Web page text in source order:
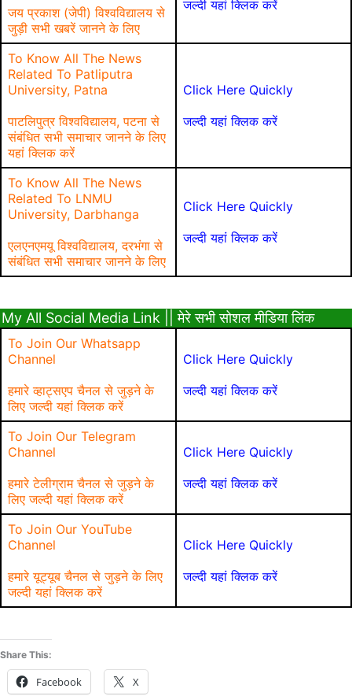
जय प्रकाश (जेपी) विश्वविद्यालय से
जुड़ी सभी खबरें जानने के लिए
जल्दी यहां क्लिक करें
To Know All The News
Related To Patliputra
University, Patna
पाटलिपुत्र विश्वविद्यालय, पटना से
संबंधित सभी समाचार जानने के लिए
यहां क्लिक करें
Click Here Quickly
जल्दी यहां क्लिक करें
To Know All The News
Related To LNMU
University, Darbhanga
एलएनएमयू विश्वविद्यालय, दरभंगा से
संबंधित सभी समाचार जानने के लिए
Click Here Quickly
जल्दी यहां क्लिक करें
My All Social Media Link || मेरे सभी सोशल मीडिया लिंक
To Join Our Whatsapp
Channel
हमारे व्हाट्सएप चैनल से जुड़ने के
लिए जल्दी यहां क्लिक करें
Click Here Quickly
जल्दी यहां क्लिक करें
To Join Our Telegram
Channel
हमारे टेलीग्राम चैनल से जुड़ने के
लिए जल्दी यहां क्लिक करें
Click Here Quickly
जल्दी यहां क्लिक करें
To Join Our YouTube
Channel
हमारे यूट्यूब चैनल से जुड़ने के लिए
जल्दी यहां क्लिक करें
Click Here Quickly
जल्दी यहां क्लिक करें
Share This:
Facebook X